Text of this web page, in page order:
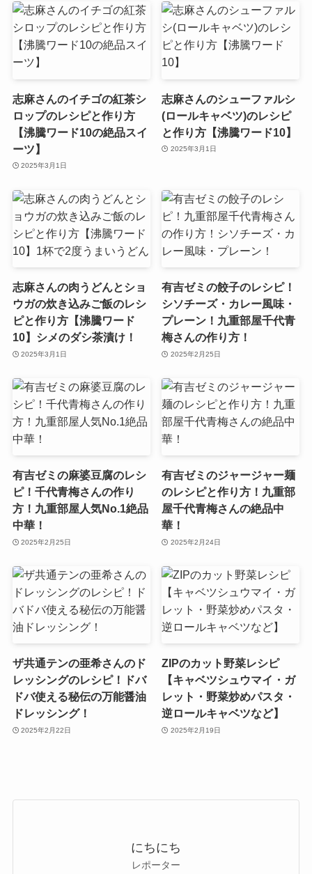
志麻さんのイチゴの紅茶シ
ロップのレシピと作り方
【沸騰ワード10の絶品スイ
ーツ】
2025年3月1日
志麻さんのシューファルシ
(ロールキャベツ)のレシピ
と作り方【沸騰ワード10】
2025年3月1日
志麻さんの肉うどんとショ
ウガの炊き込みご飯のレシ
ピと作り方【沸騰ワード
10】シメのダシ茶漬け！
2025年3月1日
有吉ゼミの餃子のレシピ！
シソチーズ・カレー風味・
プレーン！九重部屋千代青
梅さんの作り方！
2025年2月25日
有吉ゼミの麻婆豆腐のレシ
ピ！千代青梅さんの作り
方！九重部屋人気No.1絶品
中華！
2025年2月25日
有吉ゼミのジャージャー麺
のレシピと作り方！九重部
屋千代青梅さんの絶品中
華！
2025年2月24日
ザ共通テンの亜希さんのド
レッシングのレシピ！ドバ
ドバ使える秘伝の万能醤油
ドレッシング！
2025年2月22日
ZIPのカット野菜レシピ
【キャベツシュウマイ・ガ
レット・野菜炒めパスタ・
逆ロールキャベツなど】
2025年2月19日
にちにち
レポーター